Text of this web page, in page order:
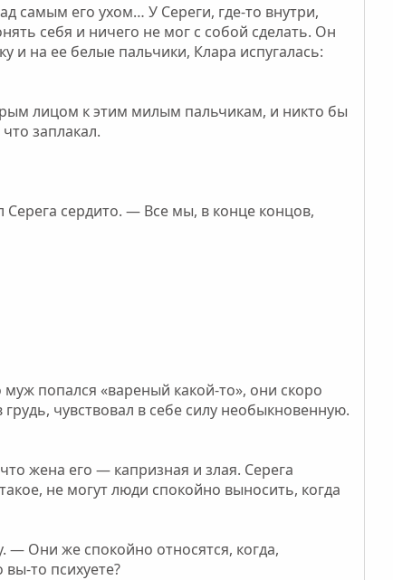
самым его ухом… У Сереги, где-то внутри,
себя и ничего не мог с собой сделать. Он
и на ее белые пальчики, Клара испугалась:
лицом к этим милым пальчикам, и никто бы
заплакал.
сердито. — Все мы, в конце концов,
попался «вареный какой-то», они скоро
чувствовал в себе силу необыкновенную.
жена его — капризная и злая. Серега
не могут люди спокойно выносить, когда
Они же спокойно относятся, когда,
то психуете?